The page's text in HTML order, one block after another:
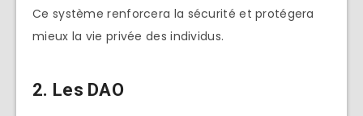
Ce système renforcera la sécurité et protégera
mieux la vie privée des individus.
2. Les DAO